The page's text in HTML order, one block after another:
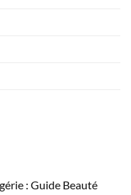
: Guide Beauté